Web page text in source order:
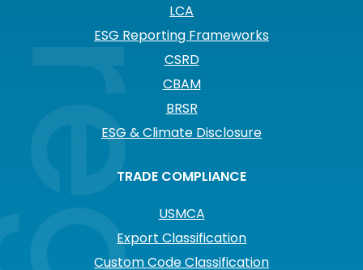
LCA
ESG Reporting Frameworks
CSRD
CBAM
BRSR
ESG & Climate Disclosure
TRADE COMPLIANCE
USMCA
Export Classification
Custom Code Classification